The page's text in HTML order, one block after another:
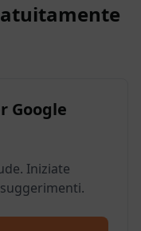
Google
Iniziate